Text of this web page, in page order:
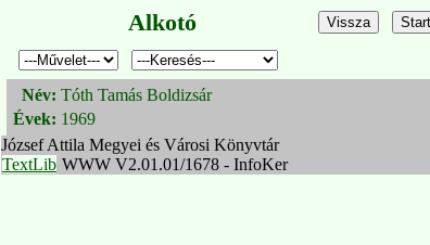
Alkotó
Név: Tóth Tamás Boldizsár
Évek: 1969
József Attila Megyei és Városi Könyvtár
TextLib WWW V2.01.01/1678 - InfoKer